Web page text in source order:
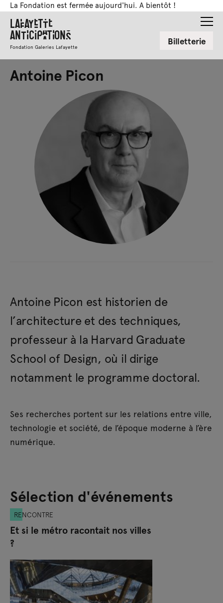
La Fondation est fermée aujourd'hui. A bientôt !
Lafayette
Anticipations
Fondation Galeries Lafayette Billetterie
Antoine Picon
Antoine Picon est historien de
l’architecture et des techniques,
professeur à la Harvard Graduate
School of Design, où il dirige
notamment le programme doctoral.
Ses recherches portent sur les relations entre ville,
technologie et société, de l’époque moderne à l’ère
numérique.
Sélection d'événements
RENCONTRE
Et si le métro racontait nos villes
?